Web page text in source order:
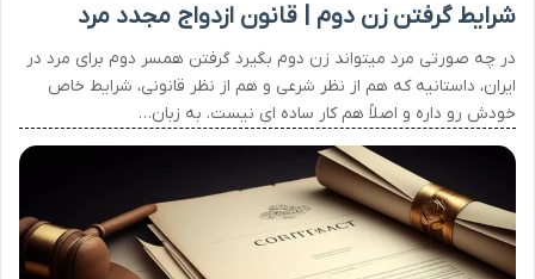
شرایط گرفتن زن دوم | قانون ازدواج مجدد مرد
در چه صورتی مرد میتواند زن دوم بگیرد گرفتن همسر دوم برای مرد در
ایران، داستانیه که هم از نظر شرعی و هم از نظر قانونی، شرایط خاص
خودش رو داره و اصلاً هم کار ساده ای نیست. به زبان…